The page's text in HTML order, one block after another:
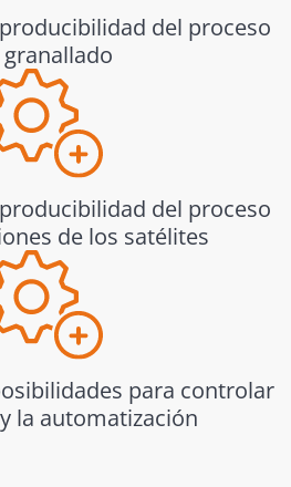
del proceso
granallado
del proceso
de los satélites
para controlar
la automatización